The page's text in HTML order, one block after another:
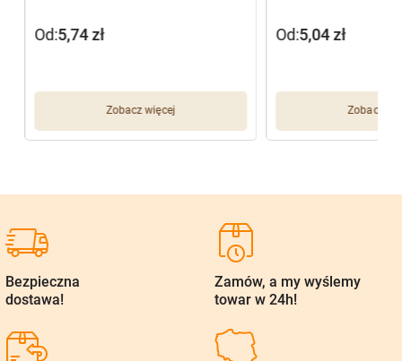
Zobacz więcej
Od:5,74zł
Zobacz
Od:5,04zł
Bezpieczna
dostawa!
Zamów, a my wyślemy
towar w 24h!